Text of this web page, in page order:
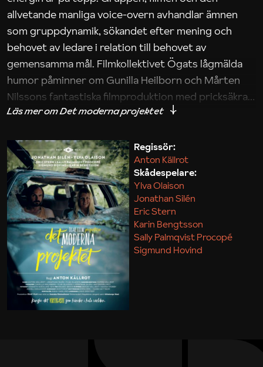
allvetande manliga voice-overn avhandlar ämnen
som gruppdynamik, sökandet efter mening och
behovet av ledare i relation till behovet av
gemensamma mål. Filmkollektivet Ögats lågmälda
humor påminner om Gunilla Heilborn och Mårten
Nilssons fantastiska filmproduktion med pricksäkra
iakttagelser om hur svårt det kan vara att omsätta
Maja Kekonius
Regissör:
Anton Källrot
Skådespelare:
Ylva Olaison
Jonathan Silén
Eric Stern
Karin Bengtsson
Sally Palmqvist Procopé
Sigmund Hovind